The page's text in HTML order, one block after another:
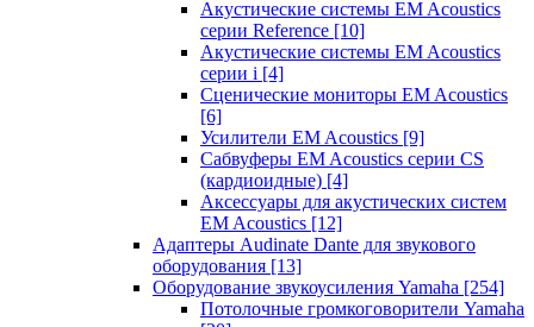
Акустические системы EM Acoustics
серии Reference [10]
Акустические системы EM Acoustics
серии i [4]
Сценические мониторы EM Acoustics
[6]
Усилители EM Acoustics [9]
Сабвуферы EM Acoustics серии CS
(кардиоидные) [4]
Аксессуары для акустических систем
EM Acoustics [12]
Адаптеры Audinate Dante для звукового
оборудования [13]
Оборудование звукоусиления Yamaha [254]
Потолочные громкоговорители Yamaha